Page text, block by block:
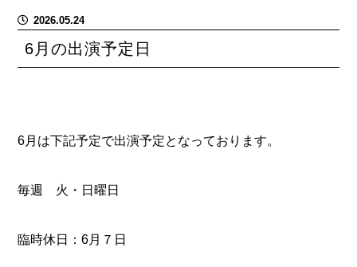
2026.05.24
6月の出演予定日
6月は下記予定で出演予定となっております。
毎週 火・日曜日
臨時休日：6月７日